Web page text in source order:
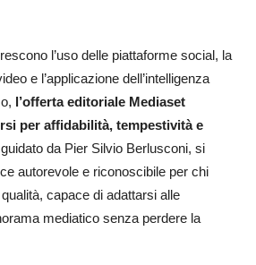
l’uso delle piattaforme social, la
e l’applicazione dell’intelligenza
l’offerta editoriale Mediaset
per affidabilità, tempestività e
da Pier Silvio Berlusconi, si
autorevole e riconoscibile per chi
capace di adattarsi alle
mediatico senza perdere la